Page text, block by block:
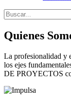
Quienes
La profesionalidad y
los ejes
DE PROYECTOS